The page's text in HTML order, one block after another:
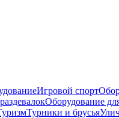
Игровой спорт
Оборудование
Турники и брусья